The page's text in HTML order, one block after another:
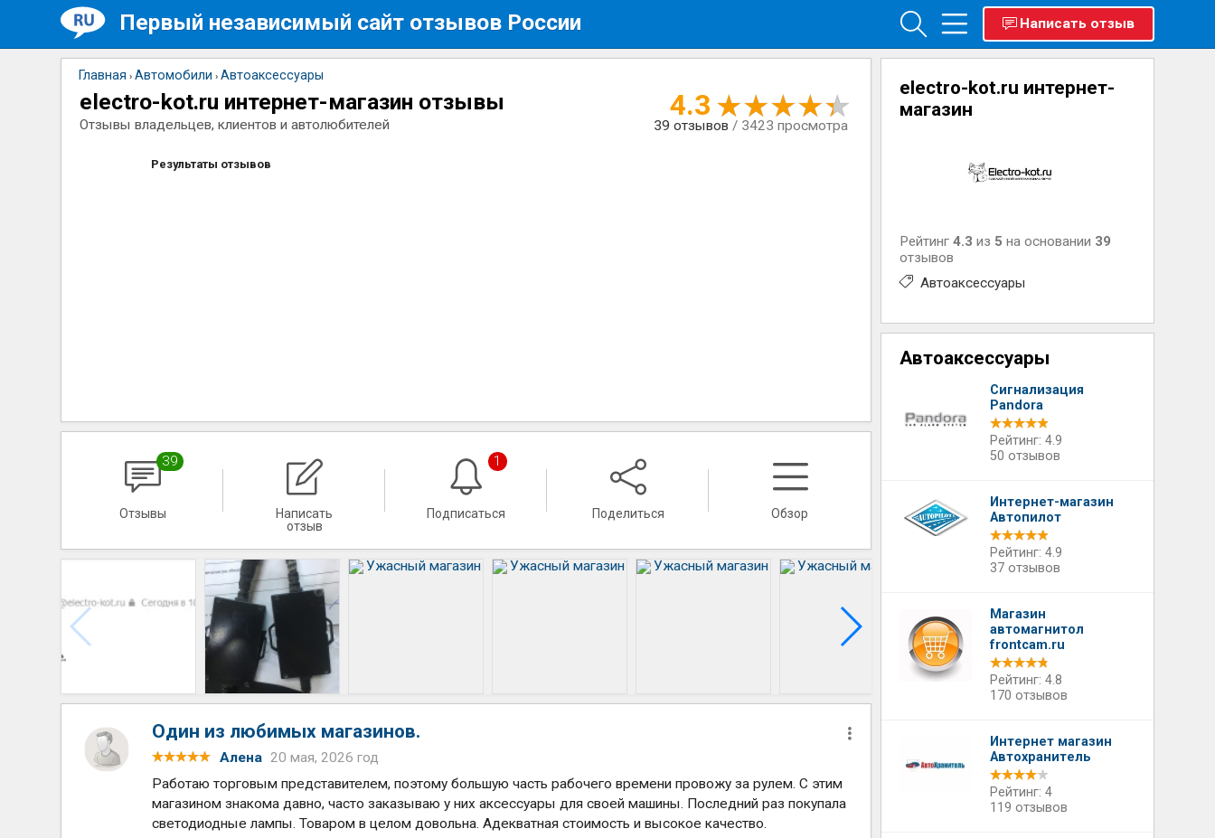
Первый независимый сайт отзывов России Написать отзыв
Главная ›Автомобили ›Автоаксессуары
electro-kot.ru интернет-магазин отзывы
Отзывы владельцев, клиентов и автолюбителей
4.3
39 отзывов/ 3423 просмотра
Результаты отзывов
39
Отзывы
Написать
отзыв
1
Подписаться Поделиться Обзор
Один из любимых магазинов.
Алена 20 мая, 2026 год
Работаю торговым представителем, поэтому большую часть рабочего времени провожу за рулем. С этим
магазином знакома давно, часто заказываю у них аксессуары для своей машины. Последний раз покупала
светодиодные лампы. Товаром в целом довольна. Адекватная стоимость и высокое качество.
electro-kot.ru интернет-
магазин
Рейтинг4.3 из 5 на основании 39
отзывов
Автоаксессуары
Автоаксессуары
Сигнализация
Pandora
Рейтинг: 4.9
50 отзывов
Интернет-магазин
Автопилот
Рейтинг: 4.9
37 отзывов
Магазин
автомагнитол
frontcam.ru
Рейтинг: 4.8
170 отзывов
Интернет магазин
Автохранитель
Рейтинг: 4
119 отзывов